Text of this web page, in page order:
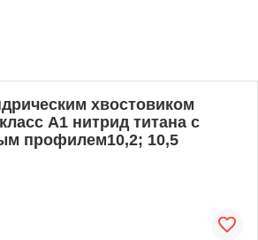
хвостовиком
А1 нитрид титана с
профилем10,2; 10,5